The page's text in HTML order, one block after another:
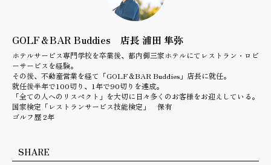
GOLF＆BAR Buddies 店長 浦田 隼弥
ホテルサービス専門学校を卒業後、都内御三家ホテルにてレストラン・ロビ
ーサービスを経験。
その後、不動産営業を経て「GOLF＆BAR Buddies」店長に就任。
就任後半年で100切り、1年で90切りを達成。
「全ての人へのリスペクト」を大切に日々多くのお客様をお迎えしている。
国家検定「レストランサービス技能検定」 保有
ゴルフ歴 2年
SHARE